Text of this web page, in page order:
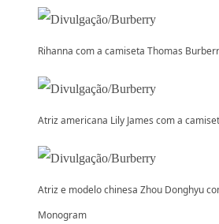
Rihanna com a camiseta Thomas
Atriz americana Lily James com a
Atriz e modelo chinesa Zhou Donghyu
Monogram